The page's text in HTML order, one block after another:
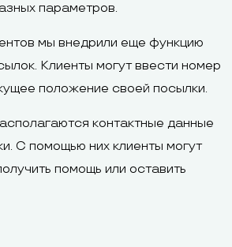
параметров.
мы внедрили еще функцию
Клиенты могут ввести номер
положение своей посылки.
контактные данные
С помощью них клиенты могут
помощь или оставить